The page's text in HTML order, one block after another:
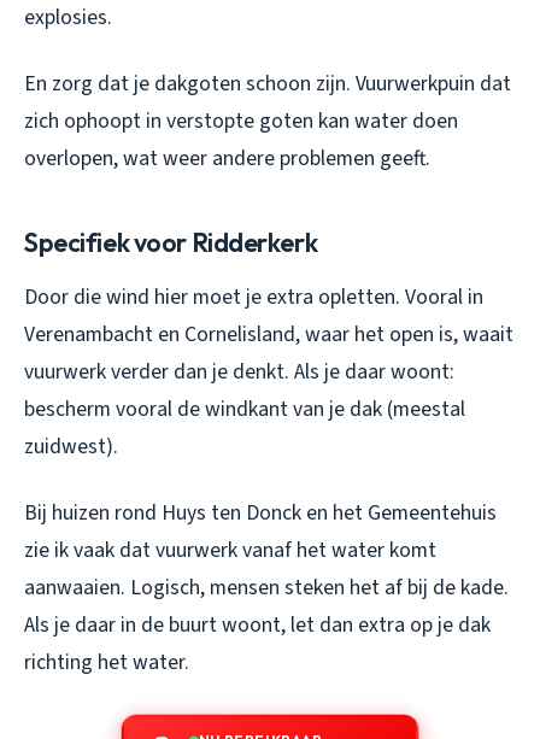
explosies.
En zorg dat je dakgoten schoon zijn. Vuurwerkpuin dat
zich ophoopt in verstopte goten kan water doen
overlopen, wat weer andere problemen geeft.
Specifiek voor Ridderkerk
Door die wind hier moet je extra opletten. Vooral in
Verenambacht en Cornelisland, waar het open is, waait
vuurwerk verder dan je denkt. Als je daar woont:
bescherm vooral de windkant van je dak (meestal
zuidwest).
Bij huizen rond Huys ten Donck en het Gemeentehuis
zie ik vaak dat vuurwerk vanaf het water komt
aanwaaien. Logisch, mensen steken het af bij de kade.
Als je daar in de buurt woont, let dan extra op je dak
richting het water.